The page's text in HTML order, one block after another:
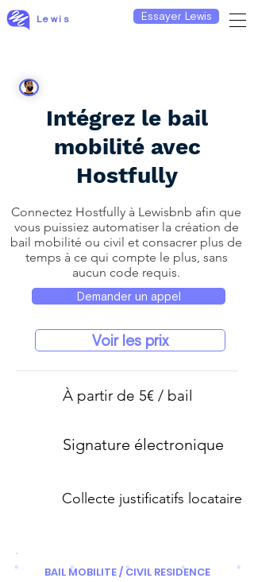
Lewis Essayer Lewis
Intégrez le bail
mobilité avec
Hostfully
Connectez Hostfully à Lewisbnb afin que
vous puissiez automatiser la création de
bail mobilité ou civil et consacrer plus de
temps à ce qui compte le plus, sans
aucun code requis.
Demander un appel
Voir les prix
À partir de 5€ / bail
Signature électronique
Collecte justificatifs locataire
BAIL MOBILITE / CIVIL RESIDENCE